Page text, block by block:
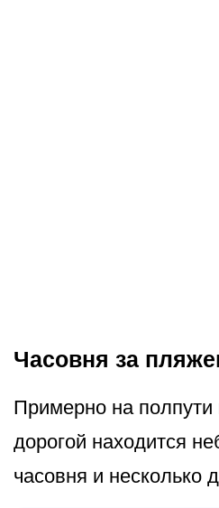
Часовня за
Примерно на полпути
дорогой находится
часовня и несколько